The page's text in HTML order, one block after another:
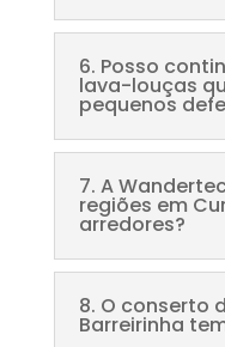
6. Posso
lava-louças
pequenos
7. A
regiões em
arredores?
8. O conserto
Barreirinha